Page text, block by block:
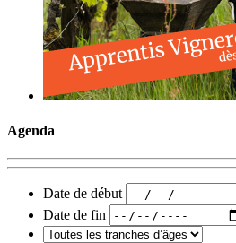
Agenda
Date de début
Date de fin